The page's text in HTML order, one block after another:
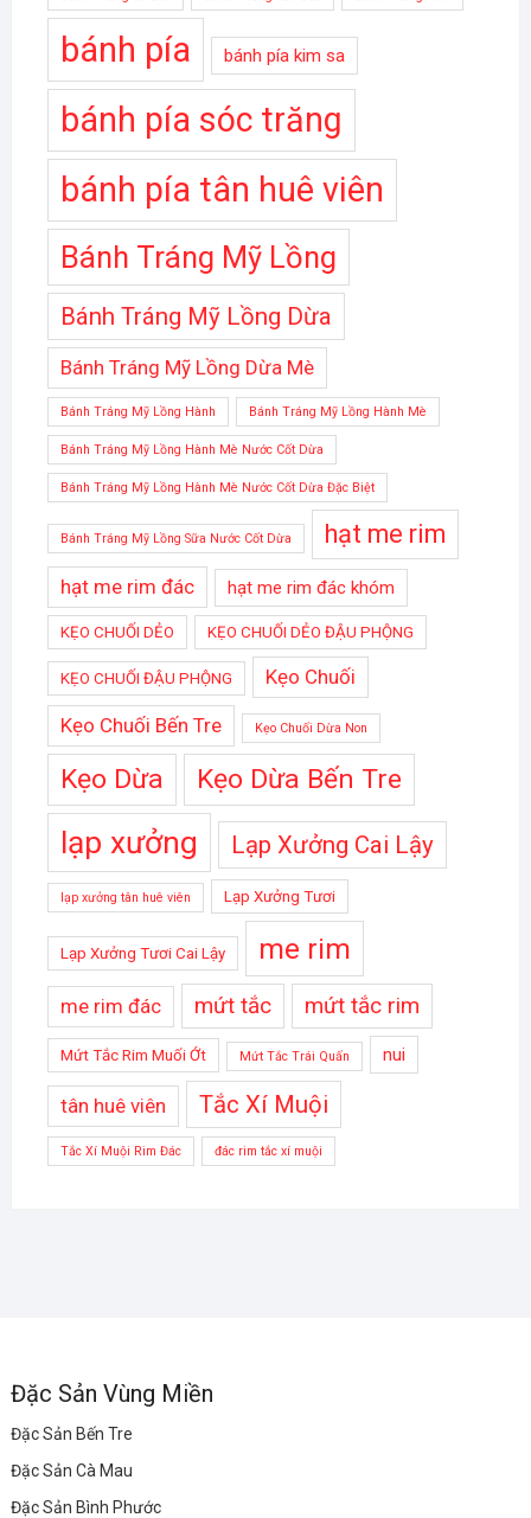
bánh pía bánh pía kim sa
bánh pía sóc trăng
bánh pía tân huê viên
Bánh Tráng Mỹ Lồng
Bánh Tráng Mỹ Lồng Dừa
Bánh Tráng Mỹ Lồng Dừa Mè
Bánh Tráng Mỹ Lồng Hành Bánh Tráng Mỹ Lồng Hành Mè
Bánh Tráng Mỹ Lồng Hành Mè Nước Cốt Dừa
Bánh Tráng Mỹ Lồng Hành Mè Nước Cốt Dừa Đặc Biệt
Bánh Tráng Mỹ Lồng Sữa Nước Cốt Dừa hạt me rim
hạt me rim đác hạt me rim đác khóm
KẸO CHUỐI DẺO KẸO CHUỐI DẺO ĐẬU PHỘNG
KẸO CHUỐI ĐẬU PHỘNG Kẹo Chuối
Kẹo Chuối Bến Tre Kẹo Chuối Dừa Non
Kẹo Dừa Kẹo Dừa Bến Tre
lạp xưởng Lạp Xưởng Cai Lậy
lạp xưởng tân huê viên Lạp Xưởng Tươi
Lạp Xưởng Tươi Cai Lậy me rim
me rim đác mứt tắc mứt tắc rim
Mứt Tắc Rim Muối Ớt Mứt Tắc Trái Quấn nui
tân huê viên Tắc Xí Muội
Tắc Xí Muội Rim Đác đác rim tắc xí muội
Đặc Sản Vùng Miền
Đặc Sản Bến Tre
Đặc Sản Cà Mau
Đặc Sản Bình Phước